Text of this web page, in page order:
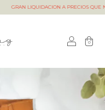
GRAN LIQUIDACION A PRECIOS QUE NO
0